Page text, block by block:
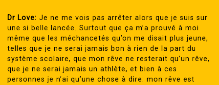
Dr Love: Je ne me vois pas arrêter alors que je suis sur
une si belle lancée. Surtout que ça m’a prouvé à moi
même que les méchancetés qu’on me disait plus jeune,
telles que je ne serai jamais bon à rien de la part du
système scolaire, que mon rêve ne resterait qu’un rêve,
que je ne serai jamais un athlète, et bien à ces
personnes je n’ai qu’une chose à dire: mon rêve est